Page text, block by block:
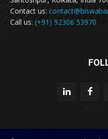
Contact us:
Call us: (+91) 92306 53970